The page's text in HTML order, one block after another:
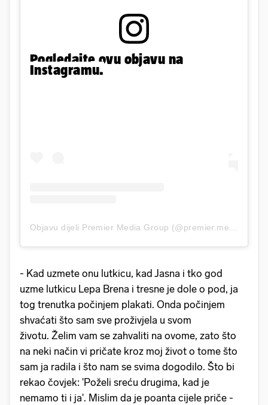
Pogledajte ovu objavu na
Instagramu.
- Kad uzmete onu lutkicu, kad Jasna i tko god
uzme lutkicu Lepa Brena i tresne je dole o pod, ja
tog trenutka počinjem plakati. Onda počinjem
shvaćati što sam sve proživjela u svom
životu. Želim vam se zahvaliti na ovome, zato što
na neki način vi pričate kroz moj život o tome što
sam ja radila i što nam se svima dogodilo. Što bi
rekao čovjek: 'Poželi sreću drugima, kad je
nemamo ti i ja'. Mislim da je poanta cijele priče -